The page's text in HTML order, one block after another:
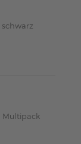
Multipack